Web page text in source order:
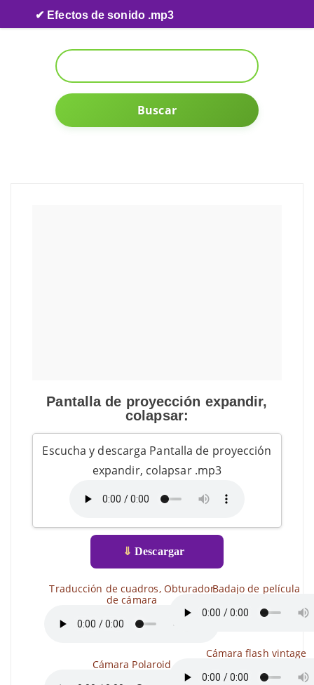
Skip to content
✔ Efectos de sonido .mp3
Buscar
Pantalla de proyección expandir,
colapsar:
Escucha y descarga Pantalla de proyección
expandir, colapsar .mp3
⇓ Descargar
Traducción de cuadros, Obturador
de cámara
Cámara Polaroid
Badajo de película
Cámara flash vintage